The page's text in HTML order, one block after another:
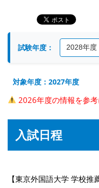
試験年度：
対象年度：2027年度
2026年度の情報を参考
入試日程
【東京外国語大学 学校推